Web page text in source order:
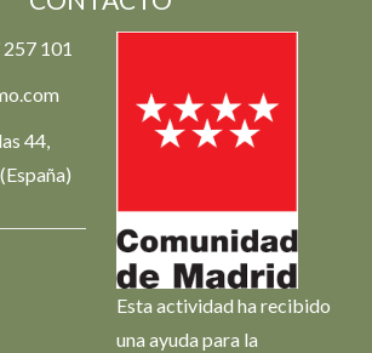
101
44,
Esta actividad ha recibido
una ayuda para la